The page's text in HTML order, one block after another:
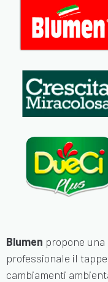
Blumen propone
professionale il
cambiamenti